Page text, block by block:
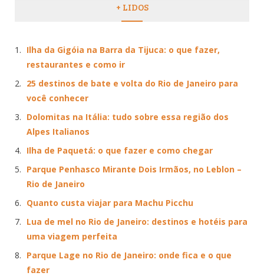
+ LIDOS
Ilha da Gigóia na Barra da Tijuca: o que fazer,
restaurantes e como ir
25 destinos de bate e volta do Rio de Janeiro para
você conhecer
Dolomitas na Itália: tudo sobre essa região dos
Alpes Italianos
Ilha de Paquetá: o que fazer e como chegar
Parque Penhasco Mirante Dois Irmãos, no Leblon –
Rio de Janeiro
Quanto custa viajar para Machu Picchu
Lua de mel no Rio de Janeiro: destinos e hotéis para
uma viagem perfeita
Parque Lage no Rio de Janeiro: onde fica e o que
fazer